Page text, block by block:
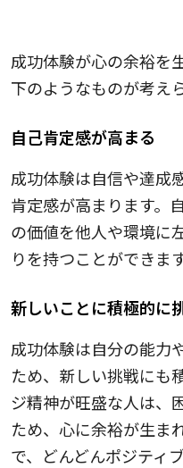
成功体験が心の余裕を
下のようなものが考え
自己肯定感が高まる
成功体験は自信や達成
肯定感が高まります。
の価値を他人や環境に
りを持つことができます
新しいことに積極的に
成功体験は自分の能力
ため、新しい挑戦にも
ジ精神が旺盛な人は、
ため、心に余裕が生ま
で、どんどんポジティ